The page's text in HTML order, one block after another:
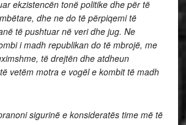
ekzistencën tonë politike dhe për të
dhe ne do të përpiqemi të
të pushtuar në veri dhe jug. Ne
i madh republikan do të mbrojë, me
të drejtën dhe atdheun
vetëm motra e vogël e kombit të madh
sigurinë e konsideratës time më të